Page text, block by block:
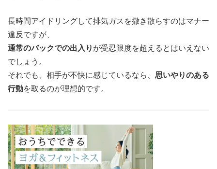
長時間アイドリングして排気ガスを撒き散らすのはマナー
違反ですが、
通常のバックでの出入り が受忍限度を超えるとはいえない
でしょう。
それでも、相手が不快に感じているなら、 思いやりのある
行動を取るのが理想的です。